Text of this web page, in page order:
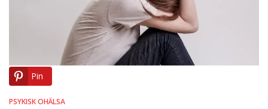
Pin
PSYKISK OHÄLSA